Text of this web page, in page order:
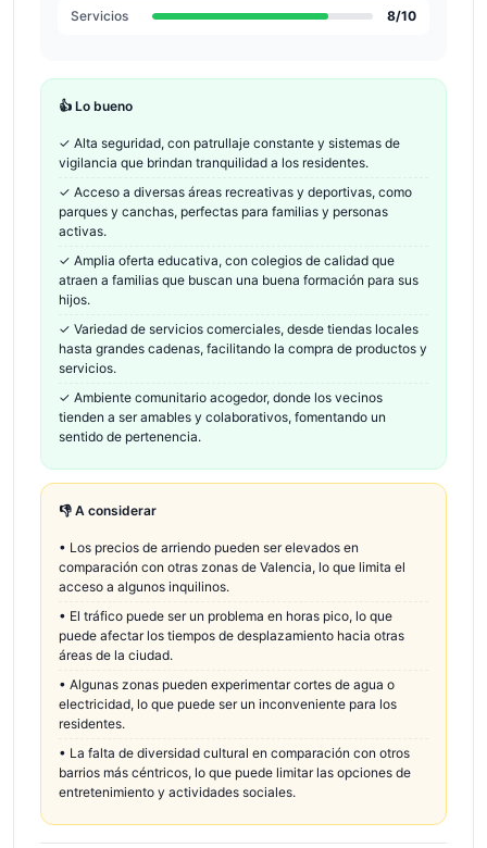
Servicios 8/10
👍 Lo bueno
✓ Alta seguridad, con patrullaje constante y sistemas de
vigilancia que brindan tranquilidad a los residentes.
✓ Acceso a diversas áreas recreativas y deportivas, como
parques y canchas, perfectas para familias y personas
activas.
✓ Amplia oferta educativa, con colegios de calidad que
atraen a familias que buscan una buena formación para sus
hijos.
✓ Variedad de servicios comerciales, desde tiendas locales
hasta grandes cadenas, facilitando la compra de productos y
servicios.
✓ Ambiente comunitario acogedor, donde los vecinos
tienden a ser amables y colaborativos, fomentando un
sentido de pertenencia.
👎 A considerar
• Los precios de arriendo pueden ser elevados en
comparación con otras zonas de Valencia, lo que limita el
acceso a algunos inquilinos.
• El tráfico puede ser un problema en horas pico, lo que
puede afectar los tiempos de desplazamiento hacia otras
áreas de la ciudad.
• Algunas zonas pueden experimentar cortes de agua o
electricidad, lo que puede ser un inconveniente para los
residentes.
• La falta de diversidad cultural en comparación con otros
barrios más céntricos, lo que puede limitar las opciones de
entretenimiento y actividades sociales.